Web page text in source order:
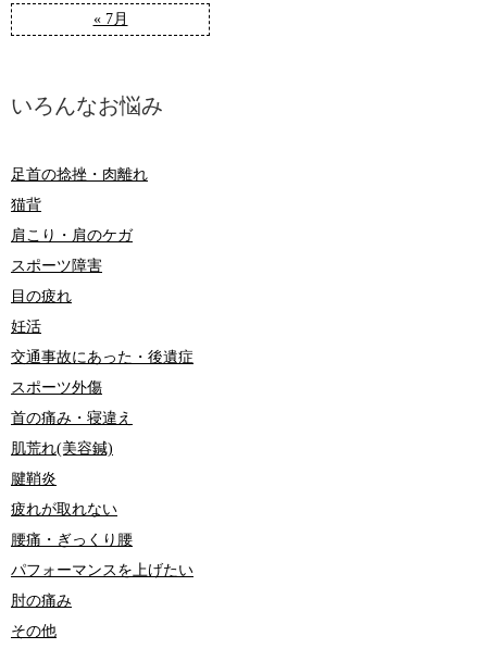
« 7月
いろんなお悩み
足首の捻挫・肉離れ
猫背
肩こり・肩のケガ
スポーツ障害
目の疲れ
妊活
交通事故にあった・後遺症
スポーツ外傷
首の痛み・寝違え
肌荒れ(美容鍼)
腱鞘炎
疲れが取れない
腰痛・ぎっくり腰
パフォーマンスを上げたい
肘の痛み
その他